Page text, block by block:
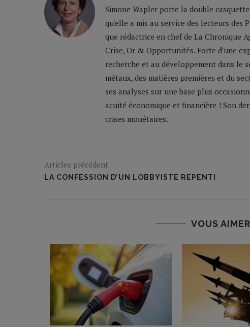
Simone Wapler porte la double
qu'elle a mis au service des lecteurs des
que rédactrice en chef de La Chronique
Crise, Or & Opportunités. Forte d'une
recherche et au développement dans le
métaux, des matières premières et du
ses analyses sur une base plus
acuité économique et financière ! Son
crises monétaires.
Articles précédent
LA CONFESSION D’UN LOBBYISTE REPENTI
VOUS